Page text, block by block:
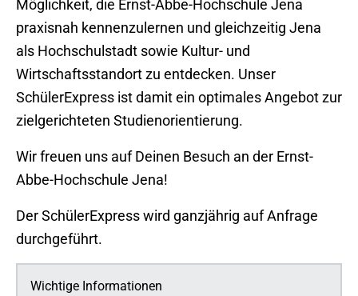
Möglichkeit, die Ernst-Abbe-Hochschule Jena
praxisnah kennenzulernen und gleichzeitig Jena
als Hochschulstadt sowie Kultur- und
Wirtschaftsstandort zu entdecken. Unser
SchülerExpress ist damit ein optimales Angebot zur
zielgerichteten Studienorientierung.
​Wir freuen uns auf Deinen Besuch an der Ernst-
Abbe-Hochschule Jena!
Der SchülerExpress wird ganzjährig auf Anfrage
durchgeführt.
Wichtige Informationen